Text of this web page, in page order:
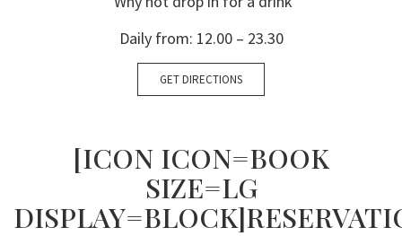
Daily from: 12.00 – 23.30
GET DIRECTIONS
[ICON ICON=BOOK
SIZE=LG